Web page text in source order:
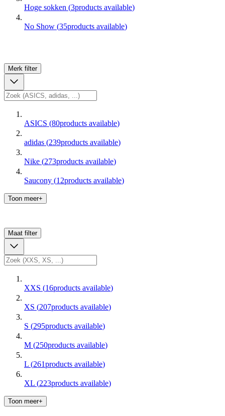
Hoge sokken (3products available)
No Show (35products available)
Merk filter
ASICS (80products available)
adidas (239products available)
Nike (273products available)
Saucony (12products available)
Toon meer+
Maat filter
XXS (16products available)
XS (207products available)
S (295products available)
M (250products available)
L (261products available)
XL (223products available)
Toon meer+